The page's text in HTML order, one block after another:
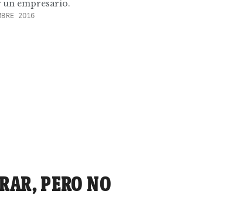
un empresario.
2016
PERO NO